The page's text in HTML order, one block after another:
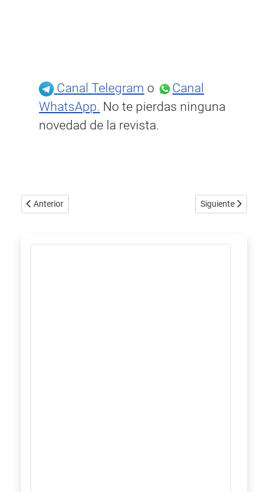
Canal Telegram o
Canal
WhatsApp. No te pierdas ninguna
novedad de la revista.
Artículo anterior: Novedad de McIntosh, amplificadores
Anterior Artículo
Siguiente